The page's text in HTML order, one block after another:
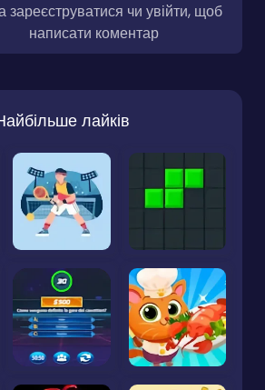
зареєструватися чи увійти, щоб
написати коментар
лайків